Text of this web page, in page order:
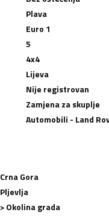
Plava
Euro 1
5
4x4
Lijeva
Nije registrovan
Zamjena za skuplje
Automobili - Land
Crna Gora
Pljevlja
> Okolina grada